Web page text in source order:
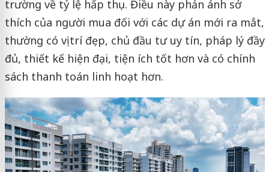
trường về tỷ lệ hấp thụ. Điều này phản ánh sở
thích của người mua đối với các dự án mới ra mắt,
thường có vị trí đẹp, chủ đầu tư uy tín, pháp lý đầy
đủ, thiết kế hiện đại, tiện ích tốt hơn và có chính
sách thanh toán linh hoạt hơn.